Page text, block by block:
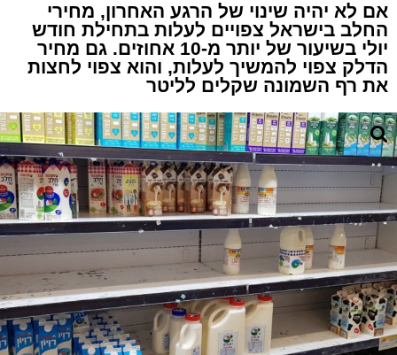
אם לא יהיה שינוי של הרגע האחרון, מחירי
החלב בישראל צפויים לעלות בתחילת חודש
יולי בשיעור של יותר מ-10 אחוזים. גם מחיר
הדלק צפוי להמשיך לעלות, והוא צפוי לחצות
את רף השמונה שקלים לליטר